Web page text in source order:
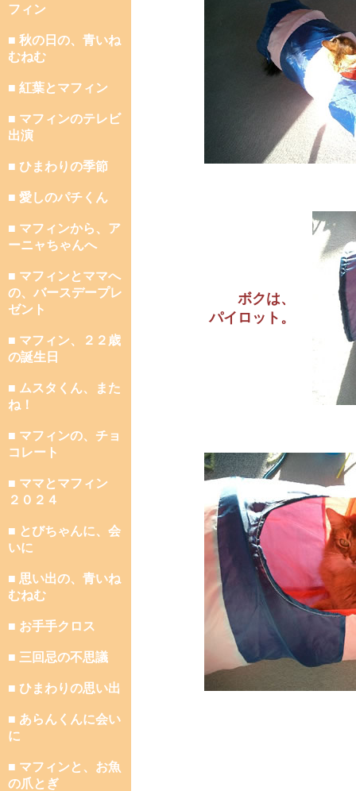
フィン
■ 秋の日の、青いね
むねむ
■ 紅葉とマフィン
■ マフィンのテレビ
出演
■ ひまわりの季節
■ 愛しのパチくん
■ マフィンから、ア
ーニャちゃんへ
■ マフィンとママへ
の、バースデープレ
ゼント
■ マフィン、２２歳
の誕生日
■ ムスタくん、また
ね！
■ マフィンの、チョ
コレート
■ ママとマフィン
２０２４
■ とびちゃんに、会
いに
■ 思い出の、青いね
むねむ
■ お手手クロス
■ 三回忌の不思議
■ ひまわりの思い出
■ あらんくんに会い
に
■ マフィンと、お魚
の爪とぎ
ボクは、
パイロット。